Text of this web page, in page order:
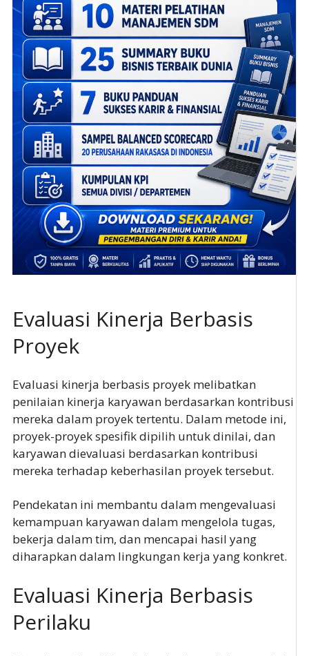
Evaluasi Kinerja Berbasis
Proyek
Evaluasi kinerja berbasis proyek melibatkan
penilaian kinerja karyawan berdasarkan kontribusi
mereka dalam proyek tertentu. Dalam metode ini,
proyek-proyek spesifik dipilih untuk dinilai, dan
karyawan dievaluasi berdasarkan kontribusi
mereka terhadap keberhasilan proyek tersebut.
Pendekatan ini membantu dalam mengevaluasi
kemampuan karyawan dalam mengelola tugas,
bekerja dalam tim, dan mencapai hasil yang
diharapkan dalam lingkungan kerja yang konkret.
Evaluasi Kinerja Berbasis
Perilaku